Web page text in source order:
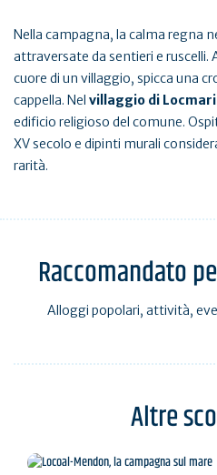
Nella campagna, la calma regna
attraversate da sentieri e ruscelli.
cuore di un villaggio, spicca una
cappella. Nel villaggio di
edificio religioso del comune.
XV secolo e dipinti murali
rarità.
Raccomandato
Alloggi popolari, attività,
Altre